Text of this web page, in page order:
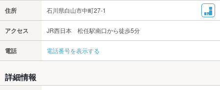
住所 石川県白山市中町27-1
アクセス JR西日本 松任駅南口から徒歩5分
電話 電話番号を表示する
詳細情報